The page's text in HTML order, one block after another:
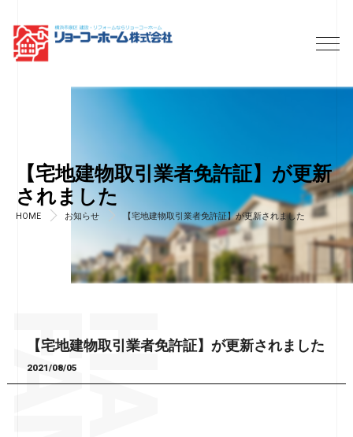
【宅地建物取引業者免許証】が更新
されました
HOME お知らせ 【宅地建物取引業者免許証】が更新されました
【宅地建物取引業者免許証】が更新されました
2021/08/05